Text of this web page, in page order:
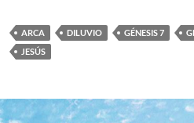
ARCA DILUVIO GÉNESIS 7
JESÚS